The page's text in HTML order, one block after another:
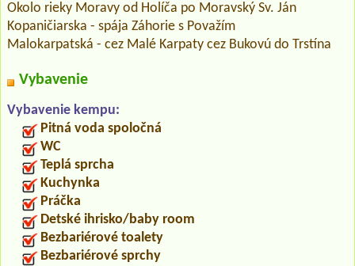
Okolo rieky Moravy od Holíča po Moravský Sv. Ján
Kopaničiarska - spája Záhorie s Považím
Malokarpatská - cez Malé Karpaty cez Bukovú do Trstína
Vybavenie
Vybavenie kempu:
Pitná voda spoločná
WC
Teplá sprcha
Kuchynka
Práčka
Detské ihrisko/baby room
Bezbariérové toalety
Bezbariérové sprchy